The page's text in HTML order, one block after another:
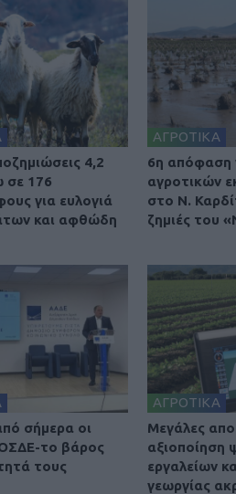
4,2
σε 176
για ευλογιά
και αφθώδη
ΑΓΡΟΤΙΚΑ
6η απόφαση
αγροτικών
στο Ν.
ζημιές του
σήμερα οι
το βάρος
τους
ΑΓΡΟΤΙΚΑ
Μεγάλες
αξιοποίηση
εργαλείων
γεωργίας